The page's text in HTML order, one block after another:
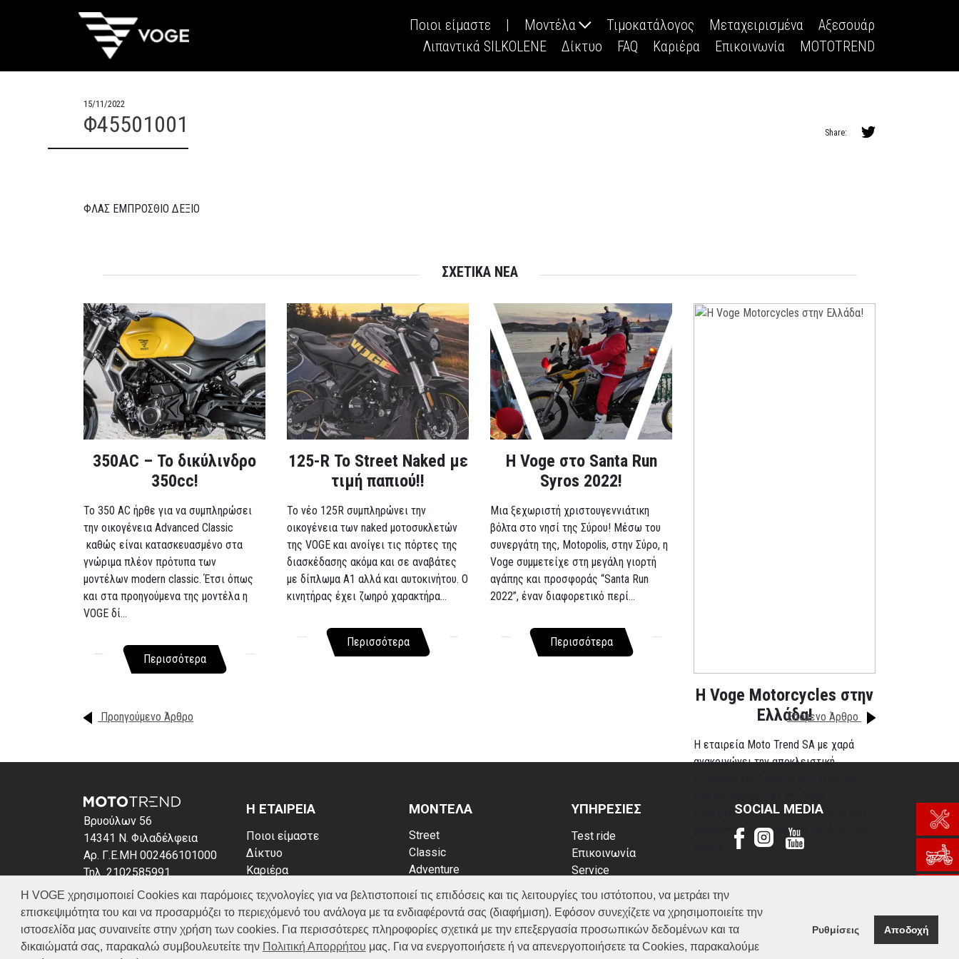
Η VOGE χρησιμοποιεί Cookies και παρόμοιες τεχνολογίες για να βελτιστοποιεί τις επιδόσεις και τις λειτουργίες του ιστότοπου, να μετράει την
επισκεψιμότητα του και να προσαρμόζει το περιεχόμενό του ανάλογα με τα ενδιαφέροντά σας (διαφήμιση). Εφόσον συνεχίζετε να χρησιμοποιείτε την
ιστοσελίδα μας συναινείτε στην χρήση των cookies. Για περισσότερες πληροφορίες σχετικά με την επεξεργασία προσωπικών δεδομένων και τα
δικαιώματά σας, παρακαλώ συμβουλευτείτε την Πολιτική Απορρήτου μας. Για να ενεργοποιήσετε ή να απενεργοποιήσετε τα Cookies, παρακαλούμε
Ρυθμίσεις Αποδοχή
Ποιοι είμαστε | Μοντέλα Τιμοκατάλογος Μεταχειρισμένα
Αξεσουάρ
Λιπαντικά SILKOLENE
Δίκτυο FAQ Καριέρα Επικοινωνία MOTOTREND
15/11/2022
Φ45501001 Share:
ΦΛΑΣ ΕΜΠΡΟΣΘΙΟ ΔΕΞΙΟ
ΣΧΕΤΙΚΑ ΝΕΑ
350AC – Το δικύλινδρο
350cc!
To 350 AC ήρθε για να συμπληρώσει
την οικογένεια Advanced Classic
καθώς είναι κατασκευασμένο στα
γνώριμα πλέον πρότυπα των
μοντέλων modern classic. Έτσι όπως
και στα προηγούμενα της μοντέλα η
VOGE δί...
Περισσότερα
125-R Το Street Naked με
τιμή παπιού!!
Το νέο 125R συμπληρώνει την
οικογένεια των naked μοτοσυκλετών
της VOGE και ανοίγει τις πόρτες της
διασκέδασης ακόμα και σε αναβάτες
με δίπλωμα A1 αλλά και αυτοκινήτου. Ο
κινητήρας έχει ζωηρό χαρακτήρα...
Περισσότερα
Η Voge στο Santa Run
Syros 2022!
Μια ξεχωριστή χριστουγεννιάτικη
βόλτα στο νησί της Σύρου! Μέσω του
συνεργάτη της, Motopolis, στην Σύρο, η
Voge συμμετείχε στη μεγάλη γιορτή
αγάπης και προσφοράς “Santa Run
2022”, έναν διαφορετικό περί...
Περισσότερα
H Voge Motorcycles στην
Ελλάδα!
Η εταιρεία Moto Trend SA με χαρά
ανακοινώνει την αποκλειστική
ενός premium brand με προϊόντα που
χαρακτηρίζονται από την ποιότητα σε
Προηγούμενο Άρθρο Επόμενο Άρθρο
Βρυούλων 56
14341 Ν. Φιλαδέλφεια
Αρ. Γ.Ε.ΜΗ 002466101000
Τηλ. 2102585991
E-mail: info@voge.gr
Η ΕΤΑΙΡΕΙΑ
Ποιοι είμαστε
Δίκτυο
Καριέρα
Πολιτική απορρήτου
Πολιτική Cookies
ΜΟΝΤΕΛΑ
Street
Classic
Adventure
ATV (Loncin)
ΥΠΗΡΕΣΙΕΣ
Test ride
Επικοινωνία
Service
Κατάλογος
FAQ
SOCIAL MEDIA